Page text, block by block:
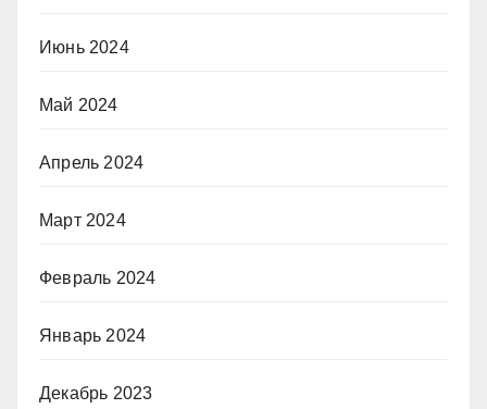
Июнь 2024
Май 2024
Апрель 2024
Март 2024
Февраль 2024
Январь 2024
Декабрь 2023